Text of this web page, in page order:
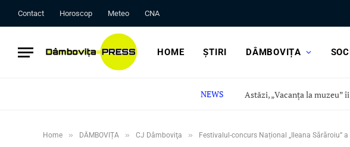
Contact Horoscop Meteo CNA
HOME ȘTIRI DÂMBOVIȚA
NEWS
Home » DÂMBOVIȚA » CJ Dâmboviţa » Festivalul-concurs Național „Ileana Sărăroiu”